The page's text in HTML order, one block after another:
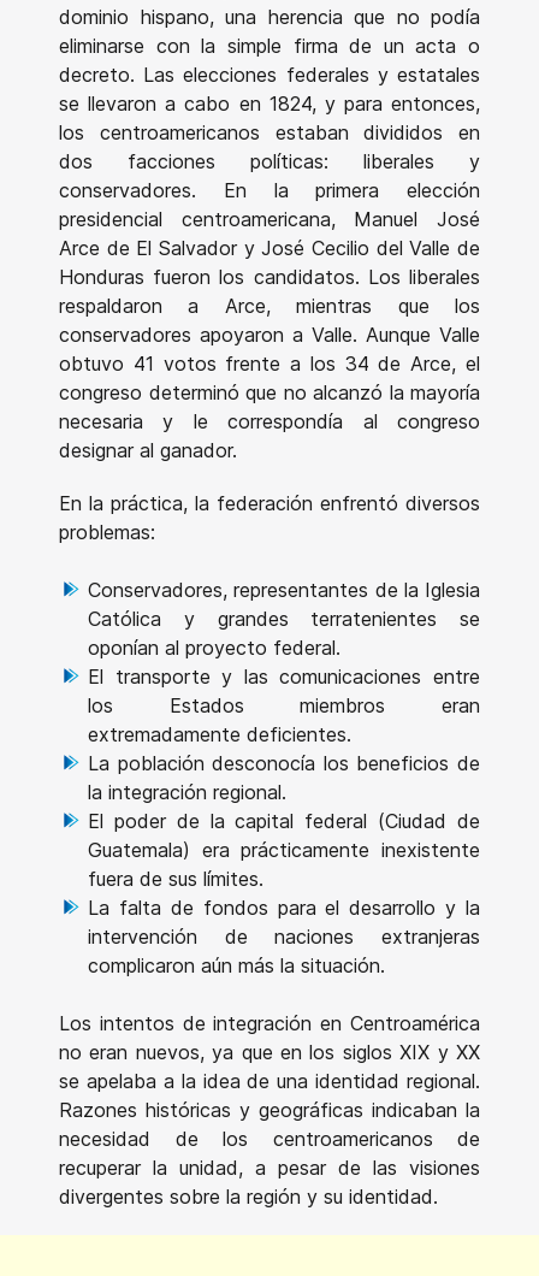
dominio hispano, una herencia que no podía
eliminarse con la simple firma de un acta o
decreto. Las elecciones federales y estatales
se llevaron a cabo en 1824, y para entonces,
los centroamericanos estaban divididos en
dos facciones políticas: liberales y
conservadores. En la primera elección
presidencial centroamericana, Manuel José
Arce de El Salvador y José Cecilio del Valle de
Honduras fueron los candidatos. Los liberales
respaldaron a Arce, mientras que los
conservadores apoyaron a Valle. Aunque Valle
obtuvo 41 votos frente a los 34 de Arce, el
congreso determinó que no alcanzó la mayoría
necesaria y le correspondía al congreso
designar al ganador.
En la práctica, la federación enfrentó diversos
problemas:
Conservadores, representantes de la Iglesia
Católica y grandes terratenientes se
oponían al proyecto federal.
El transporte y las comunicaciones entre
los Estados miembros eran
extremadamente deficientes.
La población desconocía los beneficios de
la integración regional.
El poder de la capital federal (Ciudad de
Guatemala) era prácticamente inexistente
fuera de sus límites.
La falta de fondos para el desarrollo y la
intervención de naciones extranjeras
complicaron aún más la situación.
Los intentos de integración en Centroamérica
no eran nuevos, ya que en los siglos XIX y XX
se apelaba a la idea de una identidad regional.
Razones históricas y geográficas indicaban la
necesidad de los centroamericanos de
recuperar la unidad, a pesar de las visiones
divergentes sobre la región y su identidad.